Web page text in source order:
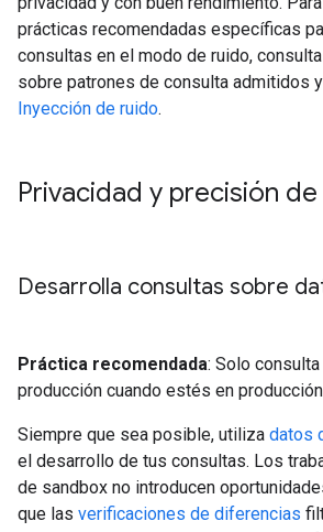
prácticas recomendadas específicas
consultas en el modo de ruido,
sobre patrones de consulta admitidos
Inyección de ruido.
Privacidad y precisión
Desarrolla consultas sobre
Práctica recomendada: Solo
producción cuando estés en
Siempre que sea posible, utiliza datos
el desarrollo de tus consultas. Los
de sandbox no introducen
que las verificaciones de diferencias